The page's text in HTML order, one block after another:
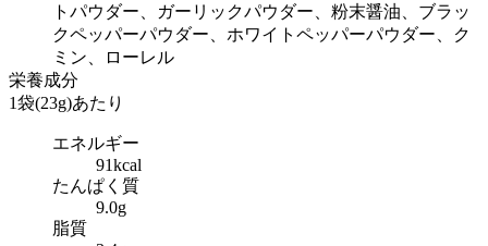
トパウダー、ガーリックパウダー、粉末醤油、ブラッ
クペッパーパウダー、ホワイトペッパーパウダー、ク
ミン、ローレル
栄養成分
1袋(23g)あたり
エネルギー
91kcal
たんぱく質
9.0g
脂質